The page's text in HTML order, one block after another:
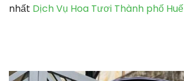
nhất Dịch Vụ Hoa Tươi Thành phố Huế